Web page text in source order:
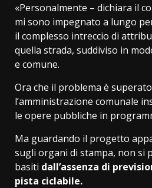
«Personalmente – dichiara il
mi sono impegnato a lungo
il complesso intreccio di
quella strada, suddiviso in
e comune.
Ora che il problema è
l’amministrazione comunale
le opere pubbliche in
Ma guardando il progetto
sugli organi di stampa, non si
basiti dall’assenza di
pista ciclabile.